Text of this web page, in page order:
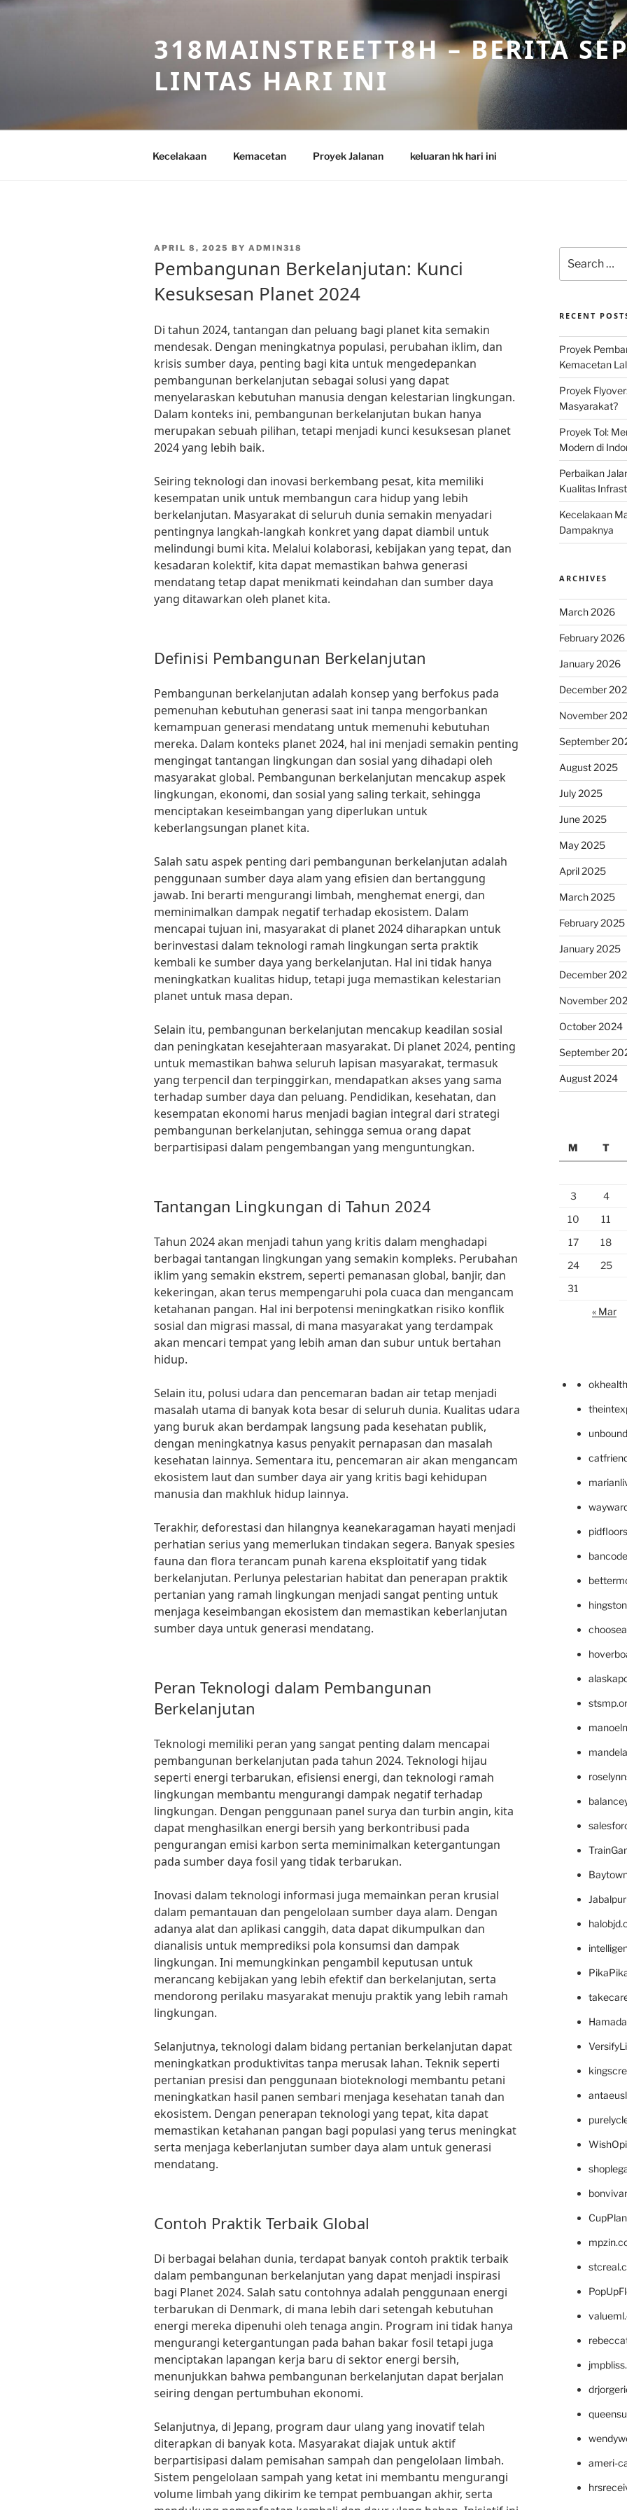
Skip
318MAINSTREETT8H – BERITA
LINTAS HARI INI
Kecelakaan Kemacetan Proyek Jalanan keluaran hk hari ini
POSTED
APRIL 8, 2025 BY ADMIN318
Pembangunan Berkelanjutan: Kunci
Kesuksesan Planet 2024
Di tahun 2024, tantangan dan peluang bagi planet kita semakin
mendesak. Dengan meningkatnya populasi, perubahan iklim, dan
krisis sumber daya, penting bagi kita untuk mengedepankan
pembangunan berkelanjutan sebagai solusi yang dapat
menyelaraskan kebutuhan manusia dengan kelestarian lingkungan.
Dalam konteks ini, pembangunan berkelanjutan bukan hanya
merupakan sebuah pilihan, tetapi menjadi kunci kesuksesan planet
2024 yang lebih baik.
Seiring teknologi dan inovasi berkembang pesat, kita memiliki
kesempatan unik untuk membangun cara hidup yang lebih
berkelanjutan. Masyarakat di seluruh dunia semakin menyadari
pentingnya langkah-langkah konkret yang dapat diambil untuk
melindungi bumi kita. Melalui kolaborasi, kebijakan yang tepat, dan
kesadaran kolektif, kita dapat memastikan bahwa generasi
mendatang tetap dapat menikmati keindahan dan sumber daya
yang ditawarkan oleh planet kita.
Definisi Pembangunan Berkelanjutan
Pembangunan berkelanjutan adalah konsep yang berfokus pada
pemenuhan kebutuhan generasi saat ini tanpa mengorbankan
kemampuan generasi mendatang untuk memenuhi kebutuhan
mereka. Dalam konteks planet 2024, hal ini menjadi semakin penting
mengingat tantangan lingkungan dan sosial yang dihadapi oleh
masyarakat global. Pembangunan berkelanjutan mencakup aspek
lingkungan, ekonomi, dan sosial yang saling terkait, sehingga
menciptakan keseimbangan yang diperlukan untuk
keberlangsungan planet kita.
Salah satu aspek penting dari pembangunan berkelanjutan adalah
penggunaan sumber daya alam yang efisien dan bertanggung
jawab. Ini berarti mengurangi limbah, menghemat energi, dan
meminimalkan dampak negatif terhadap ekosistem. Dalam
mencapai tujuan ini, masyarakat di planet 2024 diharapkan untuk
berinvestasi dalam teknologi ramah lingkungan serta praktik
kembali ke sumber daya yang berkelanjutan. Hal ini tidak hanya
meningkatkan kualitas hidup, tetapi juga memastikan kelestarian
planet untuk masa depan.
Selain itu, pembangunan berkelanjutan mencakup keadilan sosial
dan peningkatan kesejahteraan masyarakat. Di planet 2024, penting
untuk memastikan bahwa seluruh lapisan masyarakat, termasuk
yang terpencil dan terpinggirkan, mendapatkan akses yang sama
terhadap sumber daya dan peluang. Pendidikan, kesehatan, dan
kesempatan ekonomi harus menjadi bagian integral dari strategi
pembangunan berkelanjutan, sehingga semua orang dapat
berpartisipasi dalam pengembangan yang menguntungkan.
Tantangan Lingkungan di Tahun 2024
Tahun 2024 akan menjadi tahun yang kritis dalam menghadapi
berbagai tantangan lingkungan yang semakin kompleks. Perubahan
iklim yang semakin ekstrem, seperti pemanasan global, banjir, dan
kekeringan, akan terus mempengaruhi pola cuaca dan mengancam
ketahanan pangan. Hal ini berpotensi meningkatkan risiko konflik
sosial dan migrasi massal, di mana masyarakat yang terdampak
akan mencari tempat yang lebih aman dan subur untuk bertahan
hidup.
Selain itu, polusi udara dan pencemaran badan air tetap menjadi
masalah utama di banyak kota besar di seluruh dunia. Kualitas udara
yang buruk akan berdampak langsung pada kesehatan publik,
dengan meningkatnya kasus penyakit pernapasan dan masalah
kesehatan lainnya. Sementara itu, pencemaran air akan mengancam
ekosistem laut dan sumber daya air yang kritis bagi kehidupan
manusia dan makhluk hidup lainnya.
Terakhir, deforestasi dan hilangnya keanekaragaman hayati menjadi
perhatian serius yang memerlukan tindakan segera. Banyak spesies
fauna dan flora terancam punah karena eksploitatif yang tidak
berkelanjutan. Perlunya pelestarian habitat dan penerapan praktik
pertanian yang ramah lingkungan menjadi sangat penting untuk
menjaga keseimbangan ekosistem dan memastikan keberlanjutan
sumber daya untuk generasi mendatang.
Peran Teknologi dalam Pembangunan
Berkelanjutan
Teknologi memiliki peran yang sangat penting dalam mencapai
pembangunan berkelanjutan pada tahun 2024. Teknologi hijau
seperti energi terbarukan, efisiensi energi, dan teknologi ramah
lingkungan membantu mengurangi dampak negatif terhadap
lingkungan. Dengan penggunaan panel surya dan turbin angin, kita
dapat menghasilkan energi bersih yang berkontribusi pada
pengurangan emisi karbon serta meminimalkan ketergantungan
pada sumber daya fosil yang tidak terbarukan.
Inovasi dalam teknologi informasi juga memainkan peran krusial
dalam pemantauan dan pengelolaan sumber daya alam. Dengan
adanya alat dan aplikasi canggih, data dapat dikumpulkan dan
dianalisis untuk memprediksi pola konsumsi dan dampak
lingkungan. Ini memungkinkan pengambil keputusan untuk
merancang kebijakan yang lebih efektif dan berkelanjutan, serta
mendorong perilaku masyarakat menuju praktik yang lebih ramah
lingkungan.
Selanjutnya, teknologi dalam bidang pertanian berkelanjutan dapat
meningkatkan produktivitas tanpa merusak lahan. Teknik seperti
pertanian presisi dan penggunaan bioteknologi membantu petani
meningkatkan hasil panen sembari menjaga kesehatan tanah dan
ekosistem. Dengan penerapan teknologi yang tepat, kita dapat
memastikan ketahanan pangan bagi populasi yang terus meningkat
serta menjaga keberlanjutan sumber daya alam untuk generasi
mendatang.
Contoh Praktik Terbaik Global
Di berbagai belahan dunia, terdapat banyak contoh praktik terbaik
dalam pembangunan berkelanjutan yang dapat menjadi inspirasi
bagi Planet 2024. Salah satu contohnya adalah penggunaan energi
terbarukan di Denmark, di mana lebih dari setengah kebutuhan
energi mereka dipenuhi oleh tenaga angin. Program ini tidak hanya
mengurangi ketergantungan pada bahan bakar fosil tetapi juga
menciptakan lapangan kerja baru di sektor energi bersih,
menunjukkan bahwa pembangunan berkelanjutan dapat berjalan
seiring dengan pertumbuhan ekonomi.
Selanjutnya, di Jepang, program daur ulang yang inovatif telah
diterapkan di banyak kota. Masyarakat diajak untuk aktif
berpartisipasi dalam pemisahan sampah dan pengelolaan limbah.
Sistem pengelolaan sampah yang ketat ini membantu mengurangi
volume limbah yang dikirim ke tempat pembuangan akhir, serta
for:
RECENT
Proyek
Kemacetan
Proyek
Masyarakat?
Proyek Tol:
Modern di
Perbaikan
Kualitas
Kecelakaan
Dampaknya
ARCHIVES
March 2026
February 2026
January 2026
December
November
September
August 2025
July 2025
June 2025
May 2025
April 2025
March 2025
February 2025
January 2025
December
November
October 2024
September
August 2024
M
T
3
4
10
11
17
18
24
25
31
« Mar
ameri-